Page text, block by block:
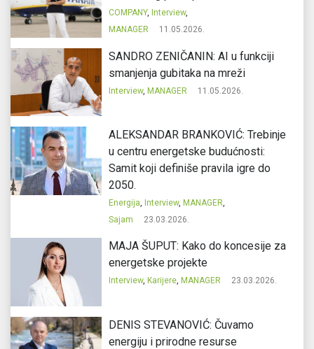
COMPANY, Interview,
MANAGER
11.05.2026.
SANDRO ZENIČANIN: AI u funkciji
smanjenja gubitaka na mreži
Interview, MANAGER 11.05.2026.
ALEKSANDAR BRANKOVIĆ: Trebinje
u centru energetske budućnosti:
Samit koji definiše pravila igre do
2050.
Energija, Interview, MANAGER,
Sajam
23.03.2026.
MAJA ŠUPUT: Kako do koncesije za
energetske projekte
Interview, Karijere, MANAGER 23.03.2026.
DENIS STEVANOVIĆ: Čuvamo
energiju i prirodne resurse